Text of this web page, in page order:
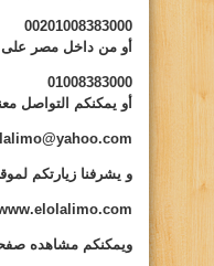
00201008383000
أو من داخل مصر على
01008383000
أو يمكنكم التواصل
و يشرفنا زيارتكم
ويمكنكم مشاهده